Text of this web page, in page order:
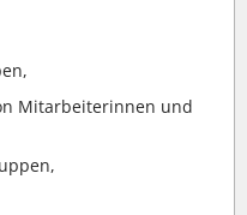
Mitarbeiterinnen und